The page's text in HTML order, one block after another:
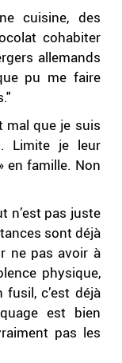
cuisine, des
cohabiter
allemands
pu me faire
mal que je suis
Limite je leur
en famille. Non
n’est pas juste
sont déjà
ne pas avoir à
physique,
c’est déjà
est bien
pas les